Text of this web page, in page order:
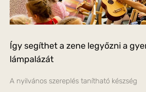
Így segíthet a zene legyőzni a
lámpalázát
A nyilvános szereplés tanítható készség